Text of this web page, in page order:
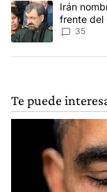
Un artículo de
Irán
frente del
35